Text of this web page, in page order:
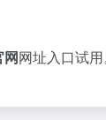
网网址入口试用